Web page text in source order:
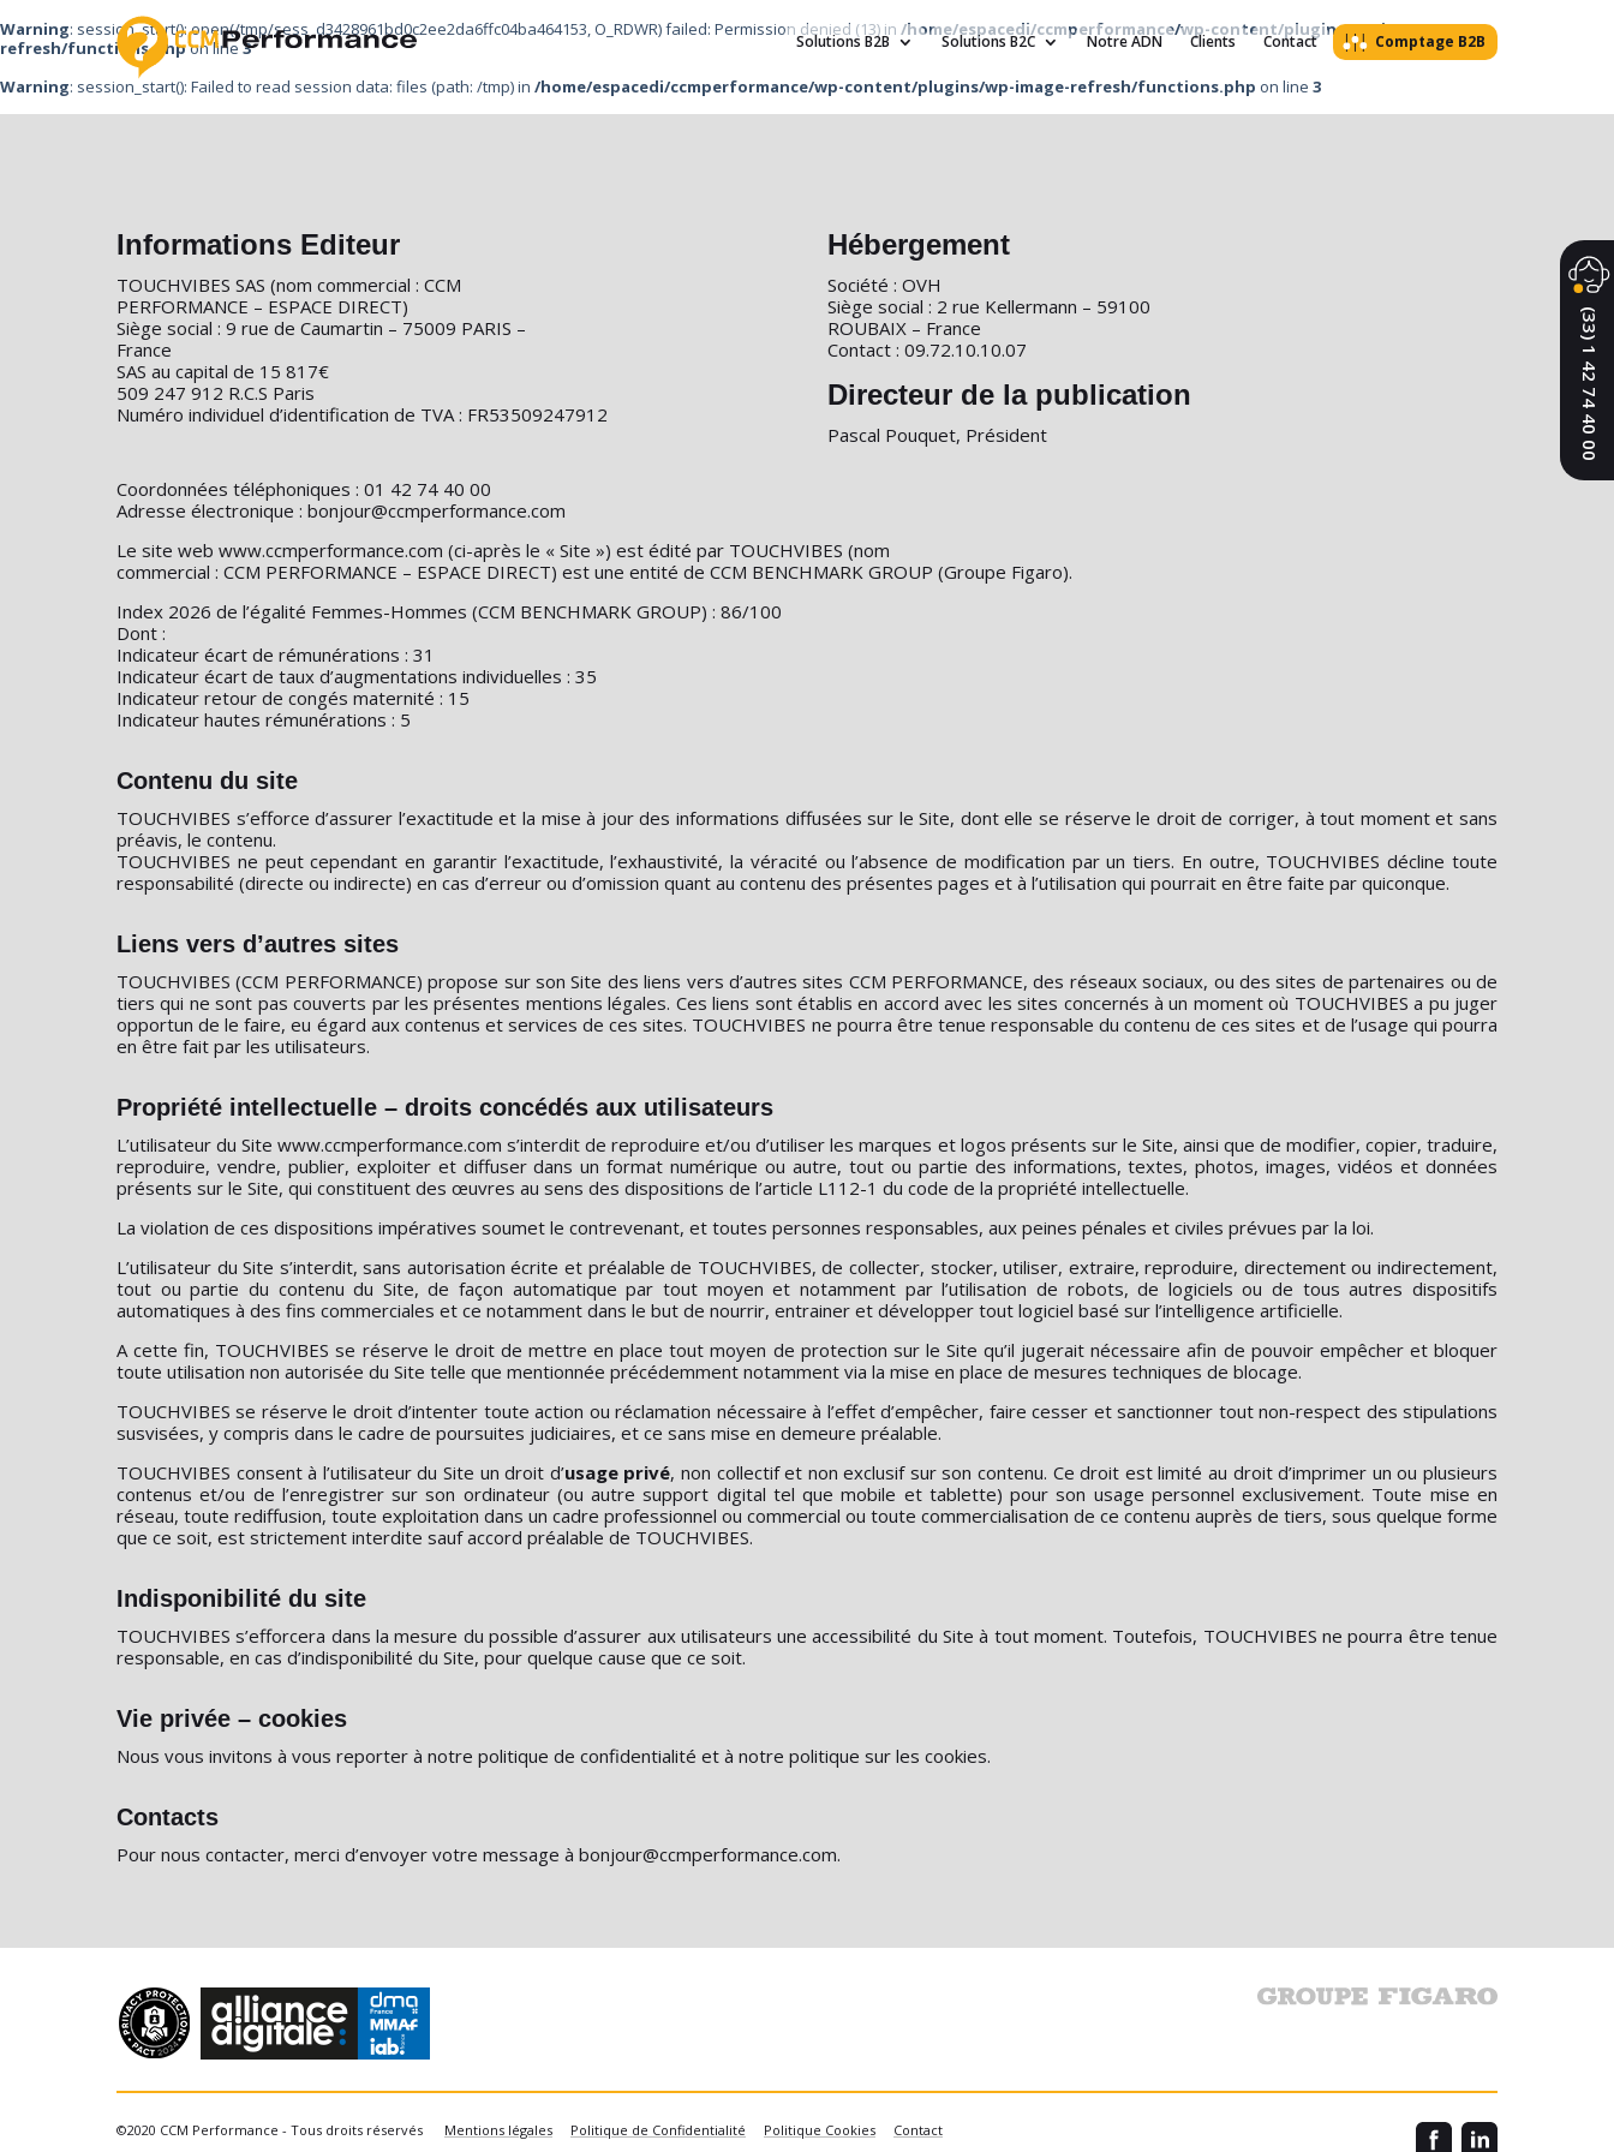
Warning: session_start(): open(/tmp/sess_d3428961bd0c2ee2da6ffc04ba464153, O_RDWR) failed: Permission denied (13) in /home/espacedi/ccmperformance/wp-content/plugins/wp-image-
refresh/functions.phpon line3
Warning: session_start(): Failed to read session data: files (path: /tmp) in /home/espacedi/ccmperformance/wp-content/plugins/wp-image-refresh/functions.php on line 3
Solutions B2B Solutions B2C Notre ADN Clients Contact Comptage B2B
(33) 1 42 74 40 00
Informations Editeur
TOUCHVIBES SAS (nom commercial : CCM
PERFORMANCE – ESPACE DIRECT)
Siège social : 9 rue de Caumartin – 75009 PARIS –
France
SAS au capital de 15 817€
509 247 912 R.C.S Paris
Numéro individuel d’identification de TVA : FR53509247912
Hébergement
Société : OVH
Siège social : 2 rue Kellermann – 59100
ROUBAIX – France
Contact : 09.72.10.10.07
Directeur de la publication
Pascal Pouquet, Président
Coordonnées téléphoniques : 01 42 74 40 00
Adresse électronique : bonjour@ccmperformance.com
Le site web www.ccmperformance.com (ci-après le « Site ») est édité par TOUCHVIBES (nom
commercial : CCM PERFORMANCE – ESPACE DIRECT) est une entité de CCM BENCHMARK GROUP (Groupe Figaro).
Index 2026 de l’égalité Femmes-Hommes (CCM BENCHMARK GROUP) : 86/100
Dont :
Indicateur écart de rémunérations : 31
Indicateur écart de taux d’augmentations individuelles : 35
Indicateur retour de congés maternité : 15
Indicateur hautes rémunérations : 5
Contenu du site
TOUCHVIBES s’efforce d’assurer l’exactitude et la mise à jour des informations diffusées sur le Site, dont elle se réserve le droit de corriger, à tout moment et sans
préavis, le contenu.
TOUCHVIBES ne peut cependant en garantir l’exactitude, l’exhaustivité, la véracité ou l’absence de modification par un tiers. En outre, TOUCHVIBES décline toute
responsabilité (directe ou indirecte) en cas d’erreur ou d’omission quant au contenu des présentes pages et à l’utilisation qui pourrait en être faite par quiconque.
Liens vers d’autres sites
TOUCHVIBES (CCM PERFORMANCE) propose sur son Site des liens vers d’autres sites CCM PERFORMANCE, des réseaux sociaux, ou des sites de partenaires ou de
tiers qui ne sont pas couverts par les présentes mentions légales. Ces liens sont établis en accord avec les sites concernés à un moment où TOUCHVIBES a pu juger
opportun de le faire, eu égard aux contenus et services de ces sites. TOUCHVIBES ne pourra être tenue responsable du contenu de ces sites et de l’usage qui pourra
en être fait par les utilisateurs.
Propriété intellectuelle – droits concédés aux utilisateurs
L’utilisateur du Site www.ccmperformance.com s’interdit de reproduire et/ou d’utiliser les marques et logos présents sur le Site, ainsi que de modifier, copier, traduire,
reproduire, vendre, publier, exploiter et diffuser dans un format numérique ou autre, tout ou partie des informations, textes, photos, images, vidéos et données
présents sur le Site, qui constituent des œuvres au sens des dispositions de l’article L112-1 du code de la propriété intellectuelle.
La violation de ces dispositions impératives soumet le contrevenant, et toutes personnes responsables, aux peines pénales et civiles prévues par la loi.
L’utilisateur du Site s’interdit, sans autorisation écrite et préalable de TOUCHVIBES, de collecter, stocker, utiliser, extraire, reproduire, directement ou indirectement,
tout ou partie du contenu du Site, de façon automatique par tout moyen et notamment par l’utilisation de robots, de logiciels ou de tous autres dispositifs
automatiques à des fins commerciales et ce notamment dans le but de nourrir, entrainer et développer tout logiciel basé sur l’intelligence artificielle.
A cette fin, TOUCHVIBES se réserve le droit de mettre en place tout moyen de protection sur le Site qu’il jugerait nécessaire afin de pouvoir empêcher et bloquer
toute utilisation non autorisée du Site telle que mentionnée précédemment notamment via la mise en place de mesures techniques de blocage.
TOUCHVIBES se réserve le droit d’intenter toute action ou réclamation nécessaire à l’effet d’empêcher, faire cesser et sanctionner tout non-respect des stipulations
susvisées, y compris dans le cadre de poursuites judiciaires, et ce sans mise en demeure préalable.
TOUCHVIBES consent à l’utilisateur du Site un droit d’usage privé, non collectif et non exclusif sur son contenu. Ce droit est limité au droit d’imprimer un ou plusieurs
contenus et/ou de l’enregistrer sur son ordinateur (ou autre support digital tel que mobile et tablette) pour son usage personnel exclusivement. Toute mise en
réseau, toute rediffusion, toute exploitation dans un cadre professionnel ou commercial ou toute commercialisation de ce contenu auprès de tiers, sous quelque forme
que ce soit, est strictement interdite sauf accord préalable de TOUCHVIBES.
Indisponibilité du site
TOUCHVIBES s’efforcera dans la mesure du possible d’assurer aux utilisateurs une accessibilité du Site à tout moment. Toutefois, TOUCHVIBES ne pourra être tenue
responsable, en cas d’indisponibilité du Site, pour quelque cause que ce soit.
Vie privée – cookies
Nous vous invitons à vous reporter à notre politique de confidentialité et à notre politique sur les cookies.
Contacts
Pour nous contacter, merci d’envoyer votre message à bonjour@ccmperformance.com.
©2020 CCM Performance - Tous droits réservés Mentions légales Politique de Confidentialité Politique Cookies Contact